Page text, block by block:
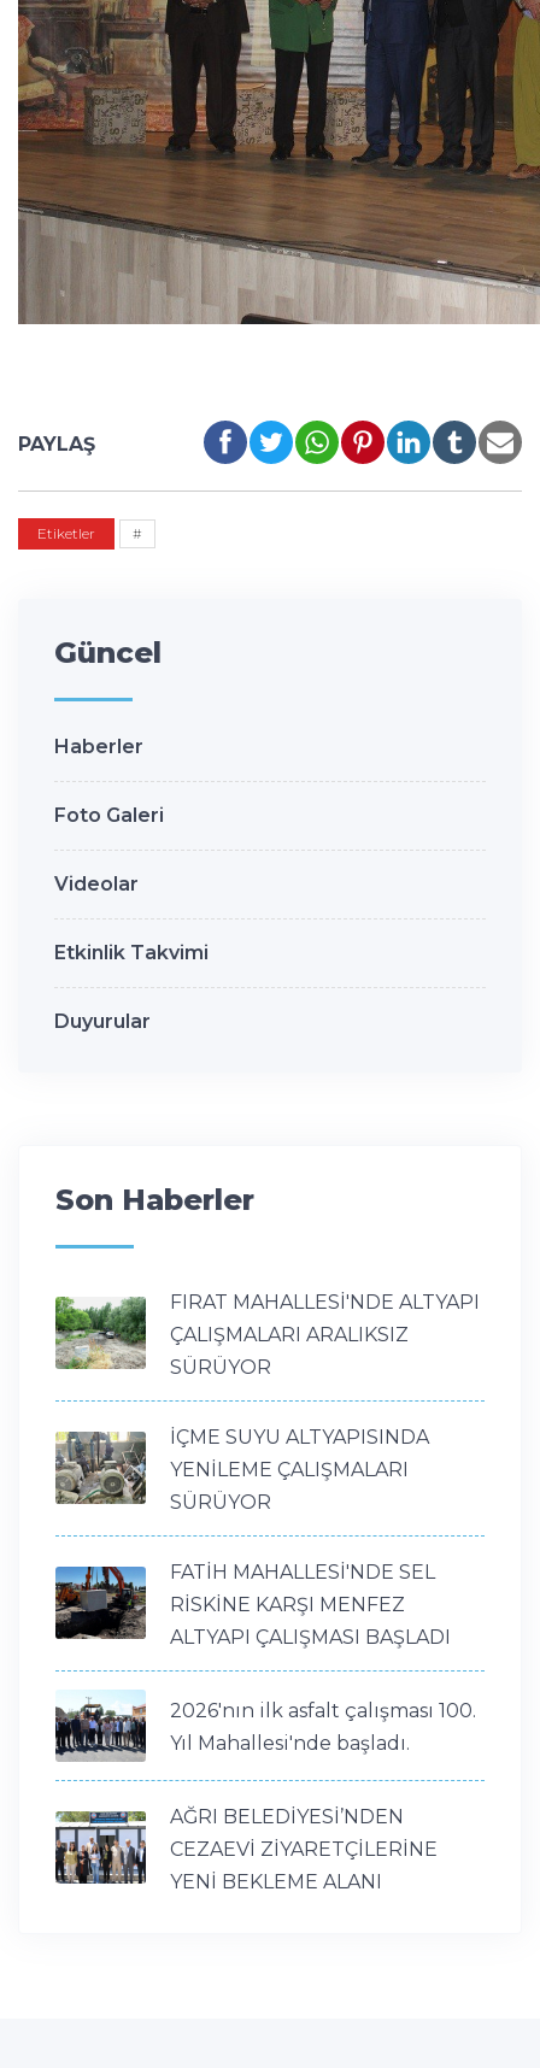
PAYLAŞ
Etiketler #
Güncel
Haberler
Foto Galeri
Videolar
Etkinlik Takvimi
Duyurular
Son Haberler
FIRAT MAHALLESİ'NDE ALTYAPI
ÇALIŞMALARI ARALIKSIZ
SÜRÜYOR
İÇME SUYU ALTYAPISINDA
YENİLEME ÇALIŞMALARI
SÜRÜYOR
FATİH MAHALLESİ'NDE SEL
RİSKİNE KARŞI MENFEZ
ALTYAPI ÇALIŞMASI BAŞLADI
2026'nın ilk asfalt çalışması 100.
Yıl Mahallesi'nde başladı.
AĞRI BELEDİYESİ’NDEN
CEZAEVİ ZİYARETÇİLERİNE
YENİ BEKLEME ALANI